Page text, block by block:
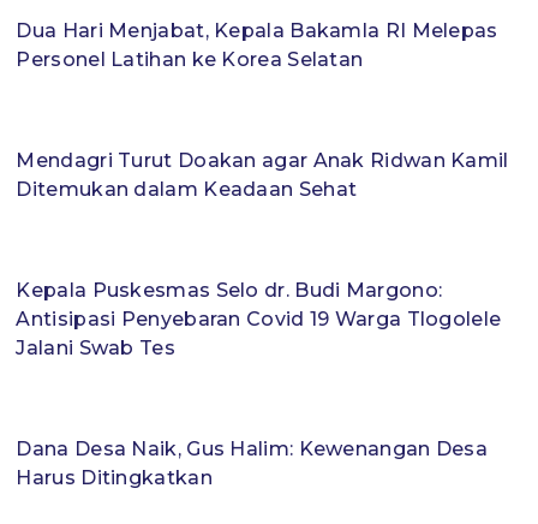
Dua Hari Menjabat, Kepala Bakamla RI Melepas
Personel Latihan ke Korea Selatan
Mendagri Turut Doakan agar Anak Ridwan Kamil
Ditemukan dalam Keadaan Sehat
Kepala Puskesmas Selo dr. Budi Margono:
Antisipasi Penyebaran Covid 19 Warga Tlogolele
Jalani Swab Tes
Dana Desa Naik, Gus Halim: Kewenangan Desa
Harus Ditingkatkan